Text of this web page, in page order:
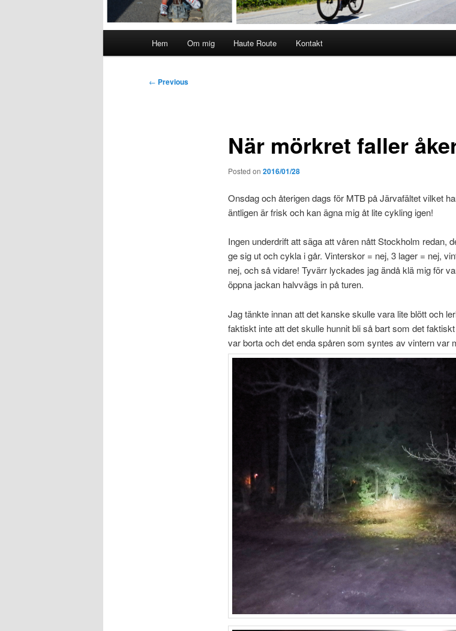
Hem Om mig Haute Route Kontakt
Post
← Previous
När mörkret faller
Posted on 2016/01/28
Onsdag och återigen dags för MTB på Järvafältet vilket
äntligen är frisk och kan ägna mig åt lite cykling igen!
Ingen underdrift att säga att våren nått Stockholm redan,
ge sig ut och cykla i går. Vinterskor = nej, 3 lager = nej,
nej, och så vidare! Tyvärr lyckades jag ändå klä mig för
öppna jackan halvvägs in på turen.
Jag tänkte innan att det kanske skulle vara lite blött och
faktiskt inte att det skulle hunnit bli så bart som det
var borta och det enda spåren som syntes av vintern var